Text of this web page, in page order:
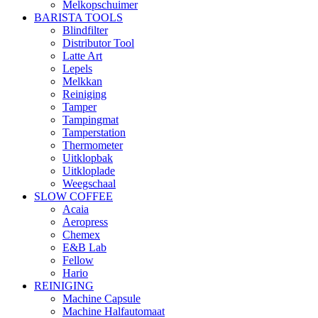
Melkopschuimer
BARISTA TOOLS
Blindfilter
Distributor Tool
Latte Art
Lepels
Melkkan
Reiniging
Tamper
Tampingmat
Tamperstation
Thermometer
Uitklopbak
Uitkloplade
Weegschaal
SLOW COFFEE
Acaia
Aeropress
Chemex
E&B Lab
Fellow
Hario
REINIGING
Machine Capsule
Machine Halfautomaat